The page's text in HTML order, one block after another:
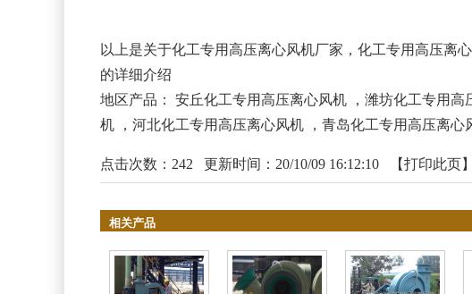
以上是关于化工专用高压离心风机厂家，化工专用高压离
的详细介绍
地区产品： 安丘化工专用高压离心风机， 潍坊化工专用高
机， 河北化工专用高压离心风机， 青岛化工专用高压离心
点击次数： 242 更新时间：20/10/09 16:12:10 【打印此页
相关产品